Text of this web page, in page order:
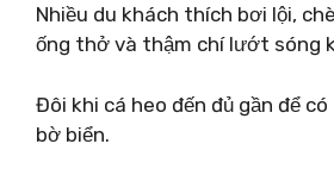
Nhiều du khách thích bơi lội,
ống thở và thậm chí lướt sóng
Đôi khi cá heo đến đủ gần để
bờ biển.